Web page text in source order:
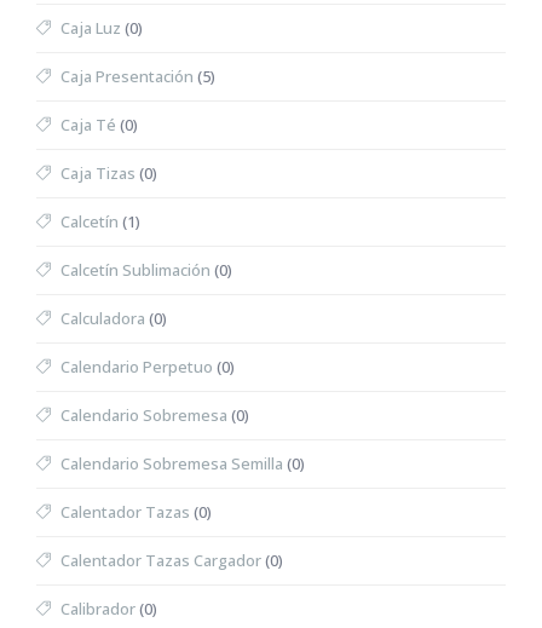
Caja Luz (0)
Caja Presentación (5)
Caja Té (0)
Caja Tizas (0)
Calcetín (1)
Calcetín Sublimación (0)
Calculadora (0)
Calendario Perpetuo (0)
Calendario Sobremesa (0)
Calendario Sobremesa Semilla (0)
Calentador Tazas (0)
Calentador Tazas Cargador(0)
Calibrador(0)